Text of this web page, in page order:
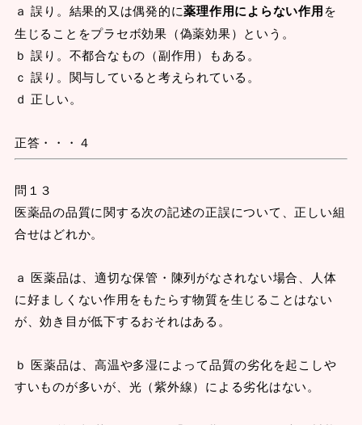
ａ 誤り。結果的又は偶発的に薬理作用によらない作用を
生じることをプラセボ効果（偽薬効果）という。
ｂ 誤り。不都合なもの（副作用）もある。
ｃ 誤り。関与していると考えられている。
ｄ 正しい。
正答・・・４
問１３
医薬品の品質に関する次の記述の正誤について、正しい組
合せはどれか。
ａ 医薬品は、適切な保管・陳列がなされない場合、人体
に好ましくない作用をもたらす物質を生じることはない
が、効き目が低下するおそれはある。
ｂ 医薬品は、高温や多湿によって品質の劣化を起こしや
すいものが多いが、光（紫外線）による劣化はない。